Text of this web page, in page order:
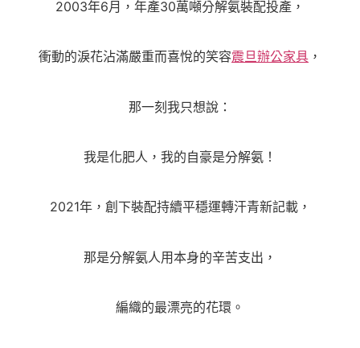
2003年6月，年產30萬噸分解氨裝配投產，
衝動的淚花沾滿嚴重而喜悅的笑容震旦辦公家具 ，
那一刻我只想說：
我是化肥人，我的自豪是分解氨！
2021年，創下裝配持續平穩運轉汗青新記載，
那是分解氨人用本身的辛苦支出，
編織的最漂亮的花環。